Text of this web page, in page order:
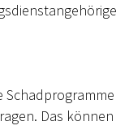
Das